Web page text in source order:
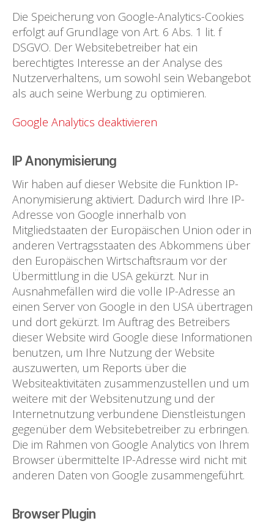
Die Speicherung von Google-Analytics-Cookies
erfolgt auf Grundlage von Art. 6 Abs. 1 lit. f
DSGVO. Der Websitebetreiber hat ein
berechtigtes Interesse an der Analyse des
Nutzerverhaltens, um sowohl sein Webangebot
als auch seine Werbung zu optimieren.
Google Analytics deaktivieren
IP Anonymisierung
Wir haben auf dieser Website die Funktion IP-
Anonymisierung aktiviert. Dadurch wird Ihre IP-
Adresse von Google innerhalb von
Mitgliedstaaten der Europäischen Union oder in
anderen Vertragsstaaten des Abkommens über
den Europäischen Wirtschaftsraum vor der
Übermittlung in die USA gekürzt. Nur in
Ausnahmefällen wird die volle IP-Adresse an
einen Server von Google in den USA übertragen
und dort gekürzt. Im Auftrag des Betreibers
dieser Website wird Google diese Informationen
benutzen, um Ihre Nutzung der Website
auszuwerten, um Reports über die
Websiteaktivitäten zusammenzustellen und um
weitere mit der Websitenutzung und der
Internetnutzung verbundene Dienstleistungen
gegenüber dem Websitebetreiber zu erbringen.
Die im Rahmen von Google Analytics von Ihrem
Browser übermittelte IP-Adresse wird nicht mit
anderen Daten von Google zusammengeführt.
Browser Plugin